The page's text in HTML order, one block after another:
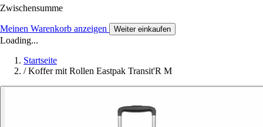
Zwischensumme
Meinen Warenkorb anzeigen Weiter einkaufen
Loading...
Startseite
/ Koffer mit Rollen Eastpak Transit'R M